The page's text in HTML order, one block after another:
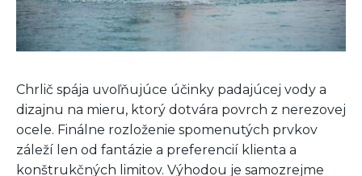
Chrlič spája uvoľňujúce účinky padajúcej vody a
dizajnu na mieru, ktorý dotvára povrch z nerezovej
ocele. Finálne rozloženie spomenutých prvkov
záleží len od fantázie a preferencií klienta a
konštrukčných limitov. Výhodou je samozrejme